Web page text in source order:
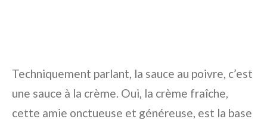
Techniquement parlant, la sauce au poivre, c’est
une sauce à la crème. Oui, la crème fraîche,
cette amie onctueuse et généreuse, est la base